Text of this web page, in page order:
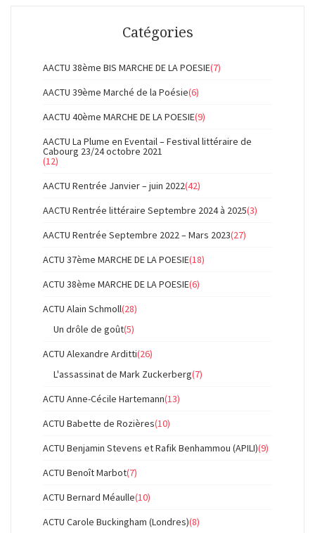
Catégories
AACTU 38ème BIS MARCHE DE LA POESIE(7)
AACTU 39ème Marché de la Poésie(6)
AACTU 40ème MARCHE DE LA POESIE(9)
AACTU La Plume en Eventail – Festival littéraire de
Cabourg 23/24 octobre 2021
(12)
AACTU Rentrée Janvier – juin 2022(42)
AACTU Rentrée littéraire Septembre 2024 à 2025(3)
AACTU Rentrée Septembre 2022 – Mars 2023(27)
ACTU 37ème MARCHE DE LA POESIE(18)
ACTU 38ème MARCHE DE LA POESIE(6)
ACTU Alain Schmoll(28)
Un drôle de goût(5)
ACTU Alexandre Arditti(26)
L'assassinat de Mark Zuckerberg(7)
ACTU Anne-Cécile Hartemann(13)
ACTU Babette de Rozières(10)
ACTU Benjamin Stevens et Rafik Benhammou (APILI)(9)
ACTU Benoît Marbot(7)
ACTU Bernard Méaulle(10)
ACTU Carole Buckingham (Londres)(8)